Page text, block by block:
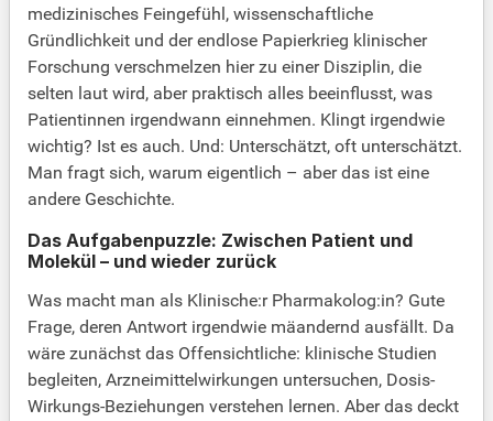
medizinisches Feingefühl, wissenschaftliche
Gründlichkeit und der endlose Papierkrieg klinischer
Forschung verschmelzen hier zu einer Disziplin, die
selten laut wird, aber praktisch alles beeinflusst, was
Patientinnen irgendwann einnehmen. Klingt irgendwie
wichtig? Ist es auch. Und: Unterschätzt, oft unterschätzt.
Man fragt sich, warum eigentlich – aber das ist eine
andere Geschichte.
Das Aufgabenpuzzle: Zwischen Patient und
Molekül – und wieder zurück
Was macht man als Klinische:r Pharmakolog:in? Gute
Frage, deren Antwort irgendwie mäandernd ausfällt. Da
wäre zunächst das Offensichtliche: klinische Studien
begleiten, Arzneimittelwirkungen untersuchen, Dosis-
Wirkungs-Beziehungen verstehen lernen. Aber das deckt